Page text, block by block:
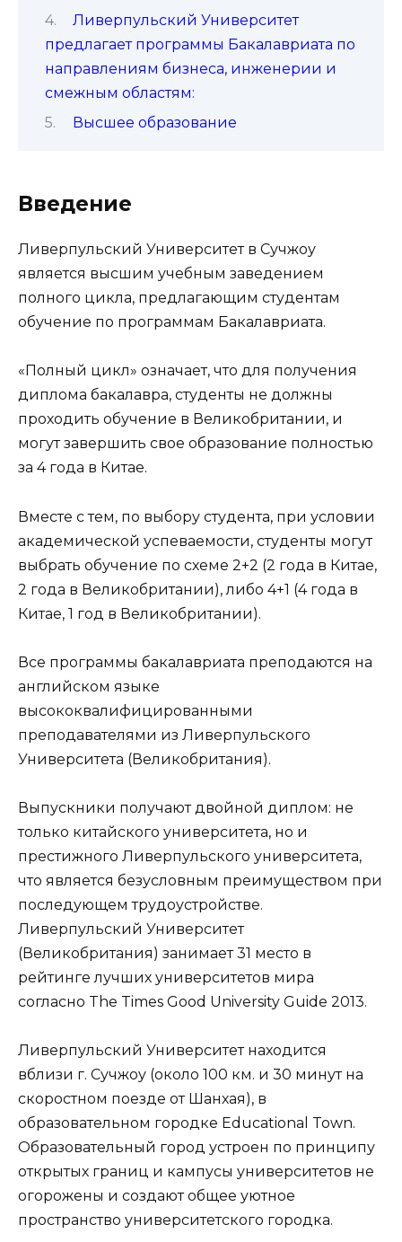
Ливерпульский Университет
предлагает программы Бакалавриата по
направлениям бизнеса, инженерии и
смежным областям:
Высшее образование
Введение
Ливерпульский Университет в Сучжоу
является высшим учебным заведением
полного цикла, предлагающим студентам
обучение по программам Бакалавриата.
«Полный цикл» означает, что для получения
диплома бакалавра, студенты не должны
проходить обучение в Великобритании, и
могут завершить свое образование полностью
за 4 года в Китае.
Вместе с тем, по выбору студента, при условии
академической успеваемости, студенты могут
выбрать обучение по схеме 2+2 (2 года в Китае,
2 года в Великобритании), либо 4+1 (4 года в
Китае, 1 год в Великобритании).
Все программы бакалавриата преподаются на
английском языке
высококвалифицированными
преподавателями из Ливерпульского
Университета (Великобритания).
Выпускники получают двойной диплом: не
только китайского университета, но и
престижного Ливерпульского университета,
что является безусловным преимуществом при
последующем трудоустройстве.
Ливерпульский Университет
(Великобритания) занимает 31 место в
рейтинге лучших университетов мира
согласно The Times Good University Guide 2013.
Ливерпульский Университет находится
вблизи г. Сучжоу (около 100 км. и 30 минут на
скоростном поезде от Шанхая), в
образовательном городке Educational Town.
Образовательный город устроен по принципу
открытых границ и кампусы университетов не
огорожены и создают общее уютное
пространство университетского городка.